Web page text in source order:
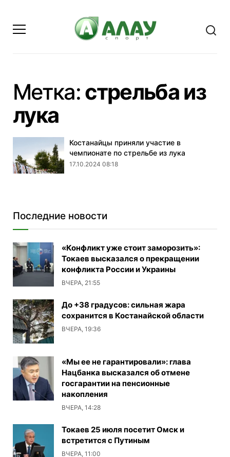
Метка: стрельба из
лука- страница 1
Костанайцы приняли участие в
чемпионате по стрельбе из лука
17.10.2024 08:18
Последние новости
«Конфликт уже стоит заморозить»:
Токаев высказался о прекращении
конфликта России и Украины
ВЧЕРА, 21:55
До +38 градусов: сильная жара
сохранится в Костанайской области
ВЧЕРА, 19:36
«Мы ее не гарантировали»: глава
Нацбанка высказался об отмене
госгарантии на пенсионные
накопления
ВЧЕРА, 14:28
Токаев 25 июля посетит Омск и
встретится с Путиным
ВЧЕРА, 11:00